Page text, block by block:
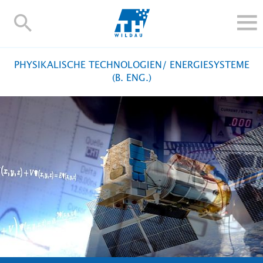
TH-
FORSCHUNG UND TRANSFER
HOCHSCHULE
INTERNATIONAL
BESCHÄFTIGTE
Kontakt und Anfahrt Webmail Moodle
TH Online-Portal Personensuche English
PHYSIKALISCHE TECHNOLOGIEN/ ENERGIESYSTEME
(B. ENG.)